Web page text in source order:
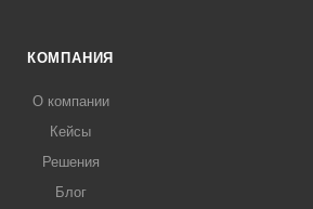
КОМПАНИЯ
О компании
Кейсы
Решения
Блог